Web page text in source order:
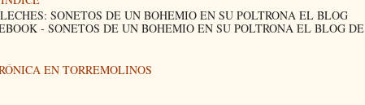
SONETOS DE UN BOHEMIO EN SU POLTRONA EL BLOG
- SONETOS DE UN BOHEMIO EN SU POLTRONA EL BLOG DE
EN TORREMOLINOS